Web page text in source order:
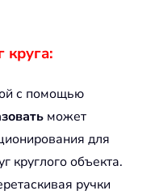
круга:
с помощью
может
для
круглого объекта.
ручки